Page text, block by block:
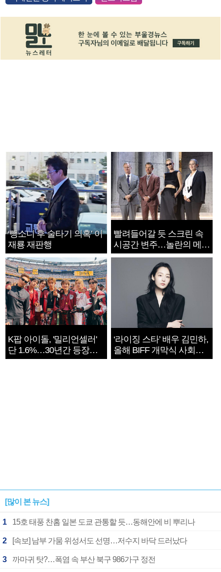
‘뺑소니 후 술타기 의혹’ 이
재룡 재판행
빨려들어갈 듯 스크린 속
시공간 변주…놀란의 메시
지는 ‘전쟁 속죄’
K팝 아이돌, '밀리언셀러'
단 1.6%…30년간 등장
1182개팀 전수조사
‘라이징 스타’ 배우 김민하,
올해 BIFF 개막식 사회자
확정
[많이 본 뉴스]
1 15호 태풍 찬홈 일본 도쿄 관통할 듯…동해안에 비 뿌리나
2 [속보] 남부 가뭄 위성서도 선명…저수지 바닥 드러났다
3 까마귀 탓?…폭염 속 부산 북구 986가구 정전